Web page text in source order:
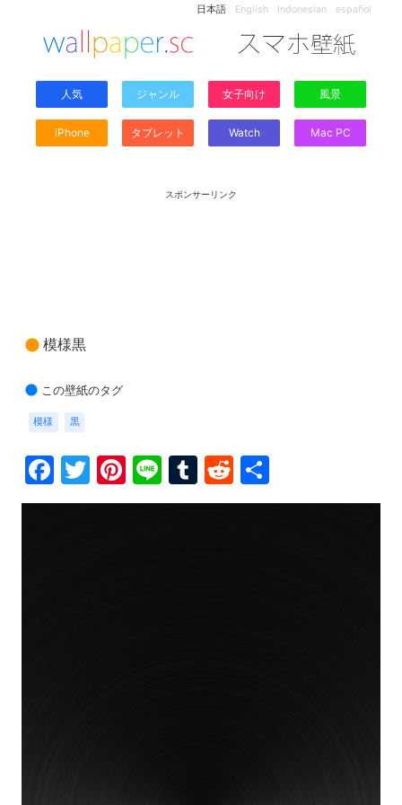
日本語 English Indonesian español
人気 ジャンル 女子向け 風景
iPhone タブレット Watch Mac PC
スポンサーリンク
模様黒
この壁紙のタグ
模様 黒
Facebook
Twitter
Pinterest
LineTumblr
Reddit
有